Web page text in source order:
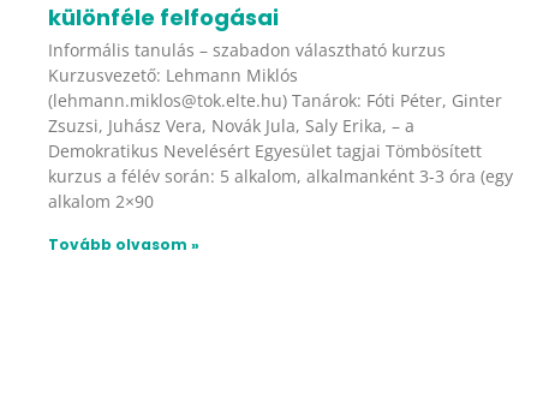
különféle felfogásai
Informális tanulás – szabadon választható kurzus
Kurzusvezető: Lehmann Miklós
(lehmann.miklos@tok.elte.hu) Tanárok: Fóti Péter, Ginter
Zsuzsi, Juhász Vera, Novák Jula, Saly Erika, – a
Demokratikus Nevelésért Egyesület tagjai Tömbösített
kurzus a félév során: 5 alkalom, alkalmanként 3-3 óra (egy
alkalom 2×90
Tovább olvasom »